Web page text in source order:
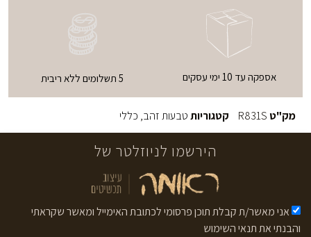
אספקה עד 10 ימי עסקים 5 תשלומים ללא ריבית
מק"ט R831S קטגוריותטבעות זהב, כללי
הירשמו לניוזלטר של
אני מאשר/ת קבלת תוכן פרסומי לכתובת האימייל ומאשר שקראתי
והבנתי את תנאי השימוש